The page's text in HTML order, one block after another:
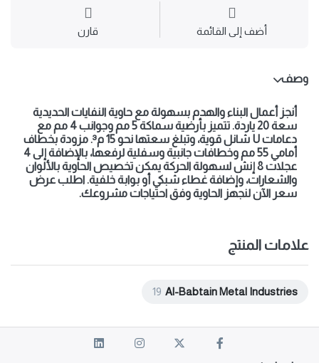
أضف إلى القائمة قارن
وصف
أنجز أعمال البناء والهدم بسهولة مع حاوية النفايات الحديدية
سعة 20 ياردة. تتميز بأرضية سماكة 5 مم وجوانب 4 مم مع
دعامات U شانل قوية، وتبلغ سعتها نحو 15 م³. مزودة بخطاف
أمامي 55 مم وخطافات جانبية وسفلية لرفعها، بالإضافة إلى 4
عجلات 8 إنش لسهولة الحركة يمكن تخصيص الحاوية بالألوان
والشعارات، وإضافة غطاء شبكي أو بوابة خلفية. اطلب عرض
سعر الآن لنجهز الحاوية وفق احتياجات مشروعك.
علامات المنتج
Al-Babtain Metal Industries
19